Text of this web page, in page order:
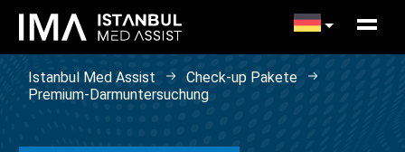
Istanbul Med Assist
Check-up Pakete
Premium-Darmuntersuchung